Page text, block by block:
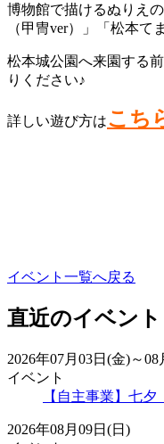
博物館で描けるぬりえ
（甲冑ver）」「松本て
松本城公園へ来園する
りください♪
詳しい遊び方はこち
イベント一覧へ戻る
直近のイベント
2026年07月03日(金)～08
イベント
【自主事業】七
2026年08月09日(日)